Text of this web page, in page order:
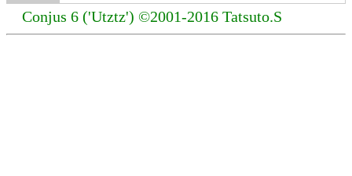
Conjus 6 ('Utztz') ©2001-2016 Tatsuto.S